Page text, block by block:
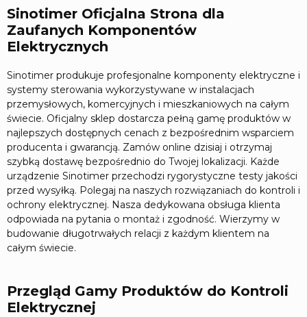
Sinotimer Oficjalna Strona dla
Zaufanych Komponentów
Elektrycznych
Sinotimer produkuje profesjonalne komponenty elektryczne i
systemy sterowania wykorzystywane w instalacjach
przemysłowych, komercyjnych i mieszkaniowych na całym
świecie. Oficjalny sklep dostarcza pełną gamę produktów w
najlepszych dostępnych cenach z bezpośrednim wsparciem
producenta i gwarancją. Zamów online dzisiaj i otrzymaj
szybką dostawę bezpośrednio do Twojej lokalizacji. Każde
urządzenie Sinotimer przechodzi rygorystyczne testy jakości
przed wysyłką. Polegaj na naszych rozwiązaniach do kontroli i
ochrony elektrycznej. Nasza dedykowana obsługa klienta
odpowiada na pytania o montaż i zgodność. Wierzymy w
budowanie długotrwałych relacji z każdym klientem na
całym świecie.
Przegląd Gamy Produktów do Kontroli
Elektrycznej